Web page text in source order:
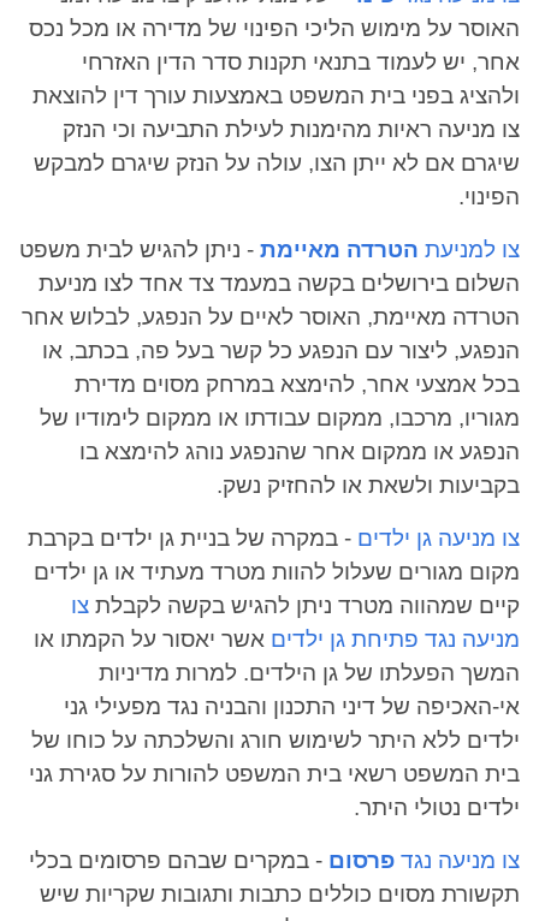
האוסר על מימוש הליכי הפינוי של מדירה או מכל נכס
אחר, יש לעמוד בתנאי תקנות סדר הדין האזרחי
ולהציג בפני בית המשפט באמצעות עורך דין להוצאת
צו מניעה ראיות מהימנות לעילת התביעה וכי הנזק
שיגרם אם לא ייתן הצו, עולה על הנזק שיגרם למבקש
הפינוי.
צו למניעת הטרדה מאיימת - ניתן להגיש לבית משפט
השלום בירושלים בקשה במעמד צד אחד לצו מניעת
הטרדה מאיימת, האוסר לאיים על הנפגע, לבלוש אחר
הנפגע, ליצור עם הנפגע כל קשר בעל פה, בכתב, או
בכל אמצעי אחר, להימצא במרחק מסוים מדירת
מגוריו, מרכבו, ממקום עבודתו או ממקום לימודיו של
הנפגע או ממקום אחר שהנפגע נוהג להימצא בו
בקביעות ולשאת או להחזיק נשק.
צו מניעה גן ילדים - במקרה של בניית גן ילדים בקרבת
מקום מגורים שעלול להוות מטרד מעתיד או גן ילדים
קיים שמהווה מטרד ניתן להגיש בקשה לקבלת צו
מניעה נגד פתיחת גן ילדים אשר יאסור על הקמתו או
המשך הפעלתו של גן הילדים. למרות מדיניות
אי-האכיפה של דיני התכנון והבניה נגד מפעילי גני
ילדים ללא היתר לשימוש חורג והשלכתה על כוחו של
בית המשפט רשאי בית המשפט להורות על סגירת גני
ילדים נטולי היתר.
צו מניעה נגד פרסום - במקרים שבהם פרסומים בכלי
תקשורת מסוים כוללים כתבות ותגובות שקריות שיש